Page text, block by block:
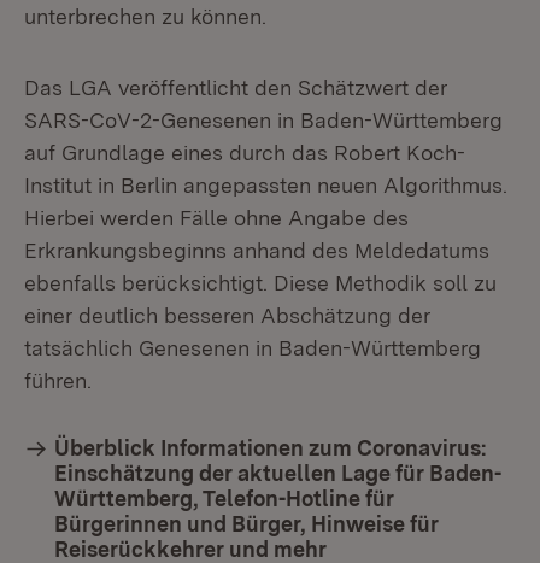
unterbrechen zu können.
Das LGA veröffentlicht den Schätzwert der
SARS-CoV-2-Genesenen in Baden-Württemberg
auf Grundlage eines durch das Robert Koch-
Institut in Berlin angepassten neuen Algorithmus.
Hierbei werden Fälle ohne Angabe des
Erkrankungsbeginns anhand des Meldedatums
ebenfalls berücksichtigt. Diese Methodik soll zu
einer deutlich besseren Abschätzung der
tatsächlich Genesenen in Baden-Württemberg
führen.
Überblick Informationen zum Coronavirus:
Einschätzung der aktuellen Lage für Baden-
Württemberg, Telefon-Hotline für
Bürgerinnen und Bürger, Hinweise für
Reiserückkehrer und mehr